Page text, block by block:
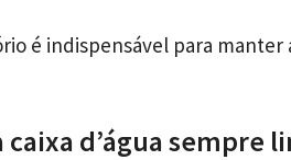
é indispensável para manter
d’água sempre